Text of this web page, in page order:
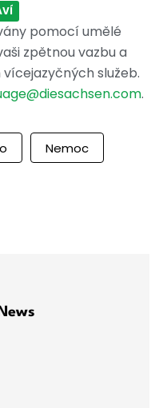
pomocí umělé
zpětnou vazbu a
služeb.
.
Nemoc